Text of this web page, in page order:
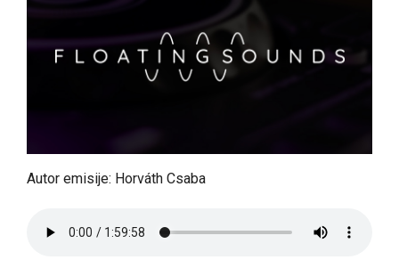
Autor emisije: Horváth Csaba